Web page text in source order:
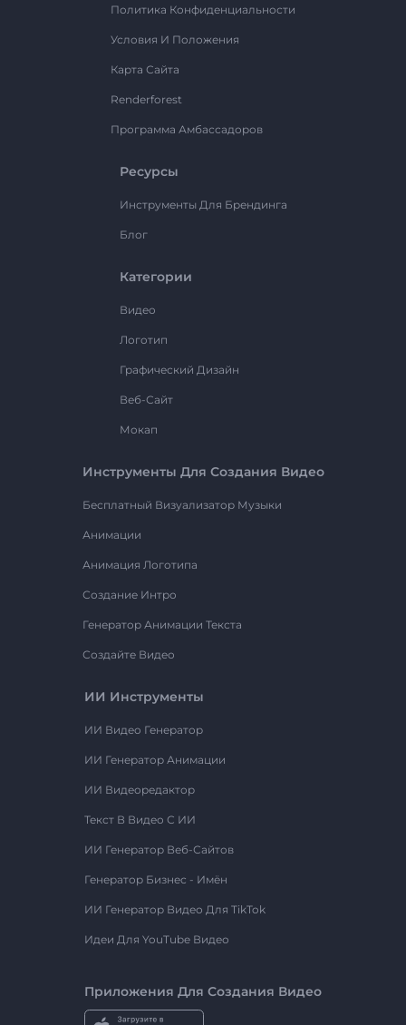
Политика Конфиденциальности
Условия И Положения
Карта Сайта
Renderforest
Программа Амбассадоров
Ресурсы
Инструменты Для Брендинга
Блог
Категории
Видео
Логотип
Графический Дизайн
Веб-Сайт
Мокап
Инструменты Для Создания Видео
Бесплатный Визуализатор Музыки
Анимации
Анимация Логотипа
Создание Интро
Генератор Анимации Текста
Создайте Видео
ИИ Инструменты
ИИ Видео Генератор
ИИ Генератор Анимации
ИИ Видеоредактор
Текст В Видео С ИИ
ИИ Генератор Веб-Сайтов
Генератор Бизнес - Имён
ИИ Генератор Видео Для TikTok
Идеи Для YouTube Видео
Приложения Для Создания Видео